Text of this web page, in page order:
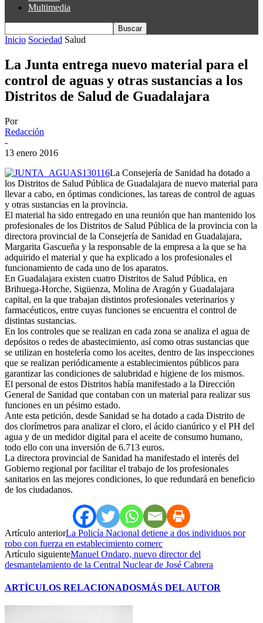
Multimedia
Inicio Sociedad Salud
La Junta entrega nuevo material para el
control de aguas y otras sustancias a los
Distritos de Salud de Guadalajara
Por
Redacción
-
13 enero 2016
La Consejería de Sanidad ha dotado a
los Distritos de Salud Pública de Guadalajara de nuevo material para
llevar a cabo, en óptimas condiciones, las tareas de control de aguas
y otras sustancias en la provincia.
El material ha sido entregado en una reunión que han mantenido los
profesionales de los Distritos de Salud Pública de la provincia con la
directora provincial de la Consejería de Sanidad en Guadalajara,
Margarita Gascueña y la responsable de la empresa a la que se ha
adquirido el material y que ha explicado a los profesionales el
funcionamiento de cada uno de los aparatos.
En Guadalajara existen cuatro Distritos de Salud Pública, en
Brihuega-Horche, Sigüenza, Molina de Aragón y Guadalajara
capital, en la que trabajan distintos profesionales veterinarios y
farmacéuticos, entre cuyas funciones se encuentra el control de
distintas sustancias.
En los controles que se realizan en cada zona se analiza el agua de
depósitos o redes de abastecimiento, así como otras sustancias que
se utilizan en hostelería como los aceites, dentro de las inspecciones
que se realizan periódicamente a establecimientos públicos para
garantizar las condiciones de salubridad e higiene de los mismos.
El personal de estos Distritos había manifestado a la Dirección
General de Sanidad que contaban con un material para realizar sus
funciones en un pésimo estado.
Ante esta petición, desde Sanidad se ha dotado a cada Distrito de
dos clorímetros para analizar el cloro, el ácido cianúrico y el PH del
agua y de un medidor digital para el aceite de consumo humano,
todo ello con una inversión de 6.713 euros.
La directora provincial de Sanidad ha manifestado el interés del
Gobierno regional por facilitar el trabajo de los profesionales
sanitarios en las mejores condiciones, lo que redundará en beneficio
de los ciudadanos.
Artículo anteriorLa Policía Nacional detiene a dos individuos por
robo con fuerza en establecimiento comerc
Artículo siguienteManuel Ondaro, nuevo director del
desmantelamiento de la Central Nuclear de José Cabrera
ARTÍCULOS RELACIONADOSMÁS DEL AUTOR